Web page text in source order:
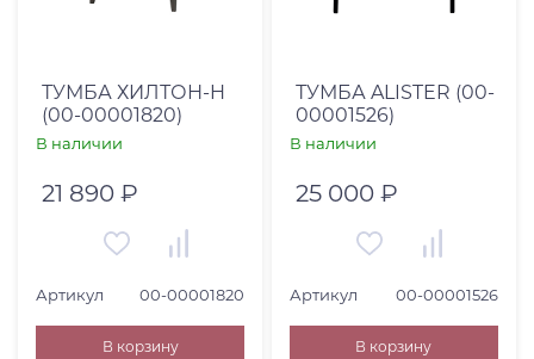
ТУМБА ХИЛТОН-H
(00-00001820)
В наличии
21 890 ₽
Артикул 00-00001820
В корзину
ТУМБА ALISTER (00-
00001526)
В наличии
25 000 ₽
Артикул 00-00001526
В корзину